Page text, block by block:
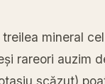
treilea mineral
rareori auzim
scăzut)